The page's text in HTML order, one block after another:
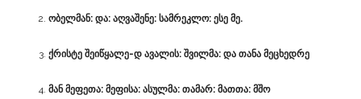
ობელმან: და: აღვაშენე: სამრეკლო: ესე მე.
ქრისტე შეიწყალე-დ ავალის: შვილმა: და თანა მეცხედრე
მან მეფეთა: მეფისა: ასულმა: თამარ: მათთა: მშო